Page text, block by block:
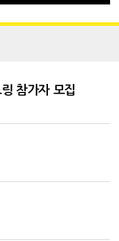
참가자 모집